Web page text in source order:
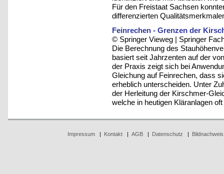
Für den Freistaat Sachsen
differenzierten
Feinrechen - Grenzen der
© Springer Vieweg | Springer
Die Berechnung des
basiert seit Jahrzenten auf der
der Praxis zeigt sich bei
Gleichung auf Feinrechen, dass
erheblich unterscheiden. Unter
der Herleitung der Kirschmer-
welche in heutigen Kläranlagen
Impressum| Kontakt| AGB| Datenschutz Bildnachweis